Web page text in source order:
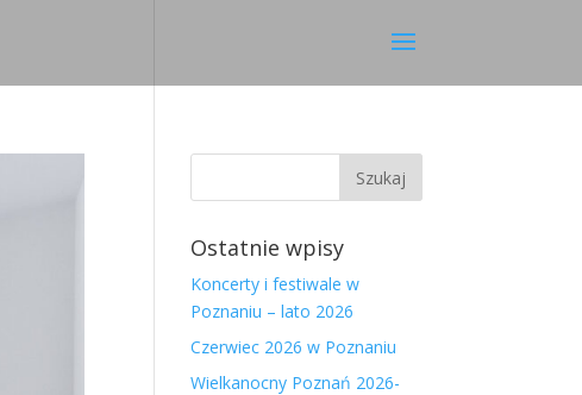
Ostatnie wpisy
Koncerty i festiwale w
Poznaniu – lato 2026
Czerwiec 2026 w Poznaniu
Wielkanocny Poznań 2026-